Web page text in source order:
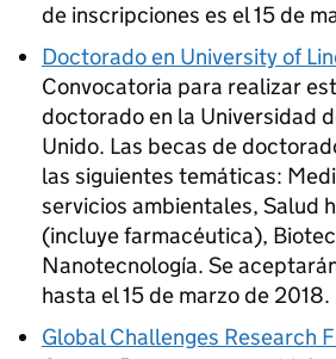
de inscripciones es el 15 de
Doctorado en University of
Convocatoria para realizar
doctorado en la Universidad
Unido. Las becas de
las siguientes temáticas:
servicios ambientales, Salud
(incluye farmacéutica),
Nanotecnología. Se
hasta el 15 de marzo de 2018.
Global Challenges Research